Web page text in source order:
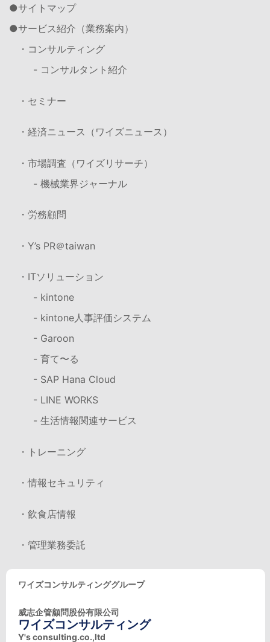
サイトマップ
サービス紹介（業務案内）
・コンサルティング
- コンサルタント紹介
・セミナー
・経済ニュース（ワイズニュース）
・市場調査（ワイズリサーチ）
- 機械業界ジャーナル
・労務顧問
・Y’s PR＠taiwan
・ITソリューション
- kintone
- kintone人事評価システム
- Garoon
- 育て〜る
- SAP Hana Cloud
- LINE WORKS
- 生活情報関連サービス
・トレーニング
・情報セキュリティ
・飲食店情報
・管理業務委託
ワイズコンサルティンググループ
威志企管顧問股份有限公司
ワイズコンサルティング
Y's consulting.co.,ltd